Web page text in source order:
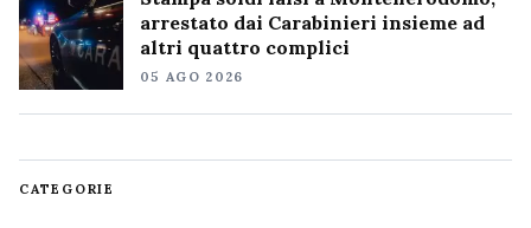
arrestato dai Carabinieri insieme ad
altri quattro complici
05 AGO 2026
CATEGORIE